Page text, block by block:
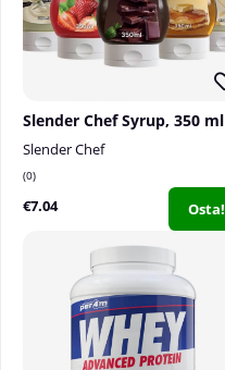
Slender Chef Syrup, 350 ml
Slender Chef
0
€7.04 Osta!